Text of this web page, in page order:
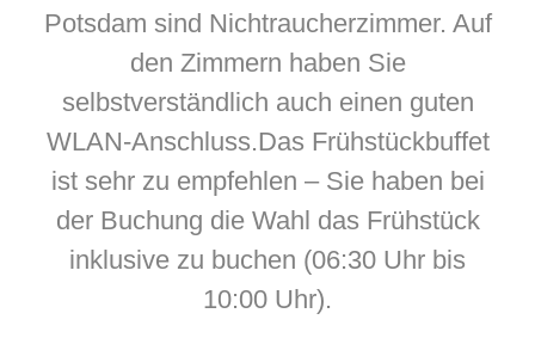
Potsdam sind Nichtraucherzimmer. Auf
den Zimmern haben Sie
selbstverständlich auch einen guten
WLAN-Anschluss.Das Frühstückbuffet
ist sehr zu empfehlen – Sie haben bei
der Buchung die Wahl das Frühstück
inklusive zu buchen (06:30 Uhr bis
10:00 Uhr).